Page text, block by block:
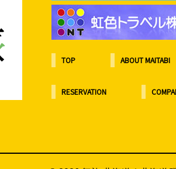
TOP ABOUT MAITABI
RESERVATION